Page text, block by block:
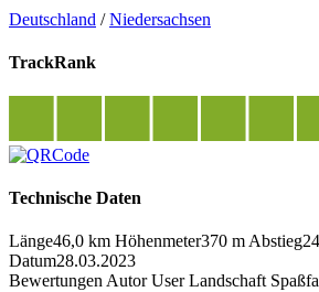
Deutschland /Niedersachsen
TrackRank
Technische Daten
Länge46,0 km Höhenmeter370 m Abstieg
Datum28.03.2023
Bewertungen Autor User Landschaft